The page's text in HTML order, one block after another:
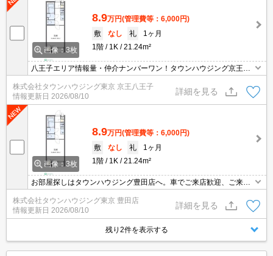
画像：3枚
8.9万円(管理費等：6,000円)
敷
なし 礼
1ヶ月
1階
1K 21.24m²
八王子エリア情報量・仲介ナンバーワン！タウンハウジング京王八
王子店です!お客様用駐車場もございますので車でのご来店も大歓迎
です！
株式会社タウンハウジング東京 京王八王子
情報更新日 2026/08/10
詳細を見る
画像：3枚
8.9万円(管理費等：6,000円)
敷
なし 礼
1ヶ月
1階
1K 21.24m²
お部屋探しはタウンハウジング豊田店へ。車でご来店歓迎、ご来店
用お客様駐車場あり！
株式会社タウンハウジング東京 豊田店
情報更新日 2026/08/10
詳細を見る
残り2件を表示する